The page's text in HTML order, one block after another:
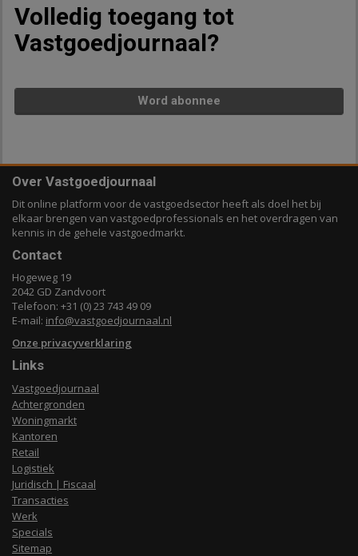
Volledig toegang tot
Vastgoedjournaal?
Word abonnee
Over Vastgoedjournaal
Dit online platform voor de vastgoedsector heeft als doel het bij
elkaar brengen van vastgoedprofessionals en het overdragen van
kennis in de gehele vastgoedmarkt.
Contact
Hogeweg 19
2042 GD Zandvoort
Telefoon: +31 (0) 23 743 49 09
E-mail: info@vastgoedjournaal.nl
Onze privacyverklaring
Links
Vastgoedjournaal
Achtergronden
Woningmarkt
Kantoren
Retail
Logistiek
Juridisch | Fiscaal
Transacties
Werk
Specials
Sitemap